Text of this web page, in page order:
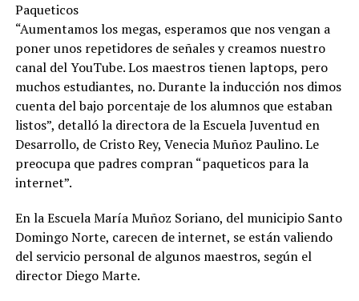
Paqueticos
“Aumentamos los megas, esperamos que nos vengan a
poner unos repetidores de señales y creamos nuestro
canal del YouTube. Los maestros tienen laptops, pero
muchos estudiantes, no. Durante la inducción nos dimos
cuenta del bajo porcentaje de los alumnos que estaban
listos”, detalló la directora de la Escuela Juventud en
Desarrollo, de Cristo Rey, Venecia Muñoz Paulino. Le
preocupa que padres compran “paqueticos para la
internet”.
En la Escuela María Muñoz Soriano, del municipio Santo
Domingo Norte, carecen de internet, se están valiendo
del servicio personal de algunos maestros, según el
director Diego Marte.